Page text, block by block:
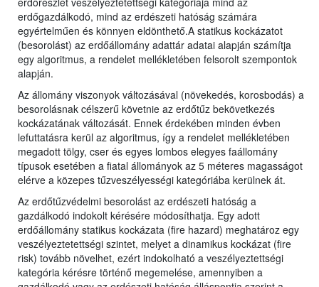
erdőgazdálkodó, mind az erdészeti hatóság számára
egyértelműen és könnyen eldönthető.A statikus kockázatot
(besorolást) az erdőállomány adattár adatai alapján számítja
egy algoritmus, a rendelet mellékletében felsorolt szempontok
alapján.
Az állomány viszonyok változásával (növekedés, korosbodás) a
besorolásnak célszerű követnie az erdőtűz bekövetkezés
kockázatának változását. Ennek érdekében minden évben
lefuttatásra kerül az algoritmus, így a rendelet mellékletében
megadott tölgy, cser és egyes lombos elegyes faállomány
típusok esetében a fiatal állományok az 5 méteres magasságot
elérve a közepes tűzveszélyességi kategóriába kerülnek át.
Az erdőtűzvédelmi besorolást az erdészeti hatóság a
gazdálkodó indokolt kérésére módosíthatja. Egy adott
erdőállomány statikus kockázata (fire hazard) meghatároz egy
veszélyeztetettségi szintet, melyet a dinamikus kockázat (fire
risk) tovább növelhet, ezért indokolható a veszélyeztettségi
kategória kérésre történő megemelése, amennyiben a